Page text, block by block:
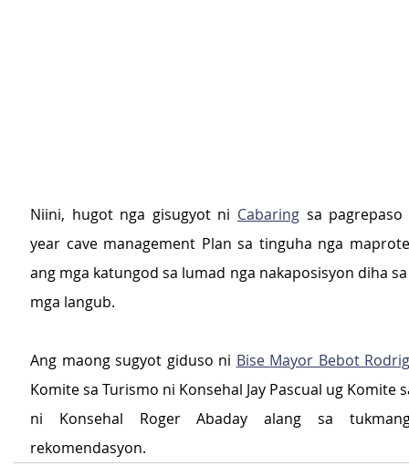
Niini, hugot nga gisugyot ni Cabaring sa pagrepaso
year cave management Plan sa tinguha nga
ang mga katungod sa lumad nga nakaposisyon diha
mga langub.
Ang maong sugyot giduso ni Bise Mayor Bebot
Komite sa Turismo ni Konsehal Jay Pascual ug Komite
ni Konsehal Roger Abaday alang sa
rekomendasyon.